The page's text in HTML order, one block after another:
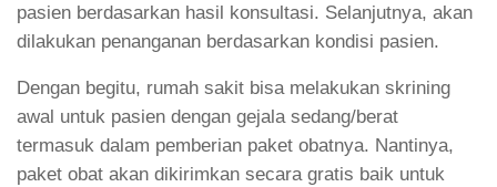
pasien berdasarkan hasil konsultasi. Selanjutnya, akan
dilakukan penanganan berdasarkan kondisi pasien.
Dengan begitu, rumah sakit bisa melakukan skrining
awal untuk pasien dengan gejala sedang/berat
termasuk dalam pemberian paket obatnya. Nantinya,
paket obat akan dikirimkan secara gratis baik untuk